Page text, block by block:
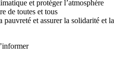
et protéger l’atmosphère
de toutes et tous
et assurer la solidarité et la